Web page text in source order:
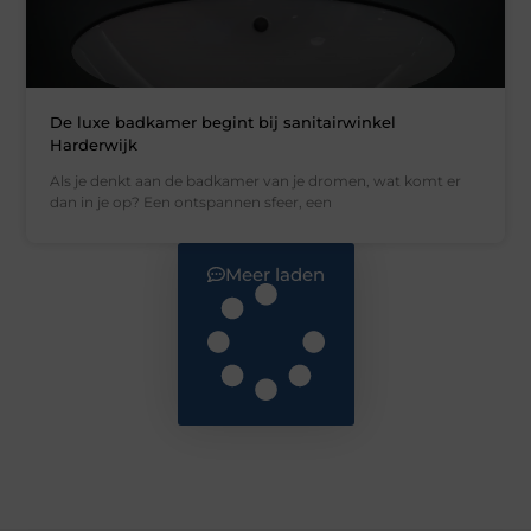
De luxe badkamer begint bij sanitairwinkel
Harderwijk
Als je denkt aan de badkamer van je dromen, wat komt er
dan in je op? Een ontspannen sfeer, een
Meer laden